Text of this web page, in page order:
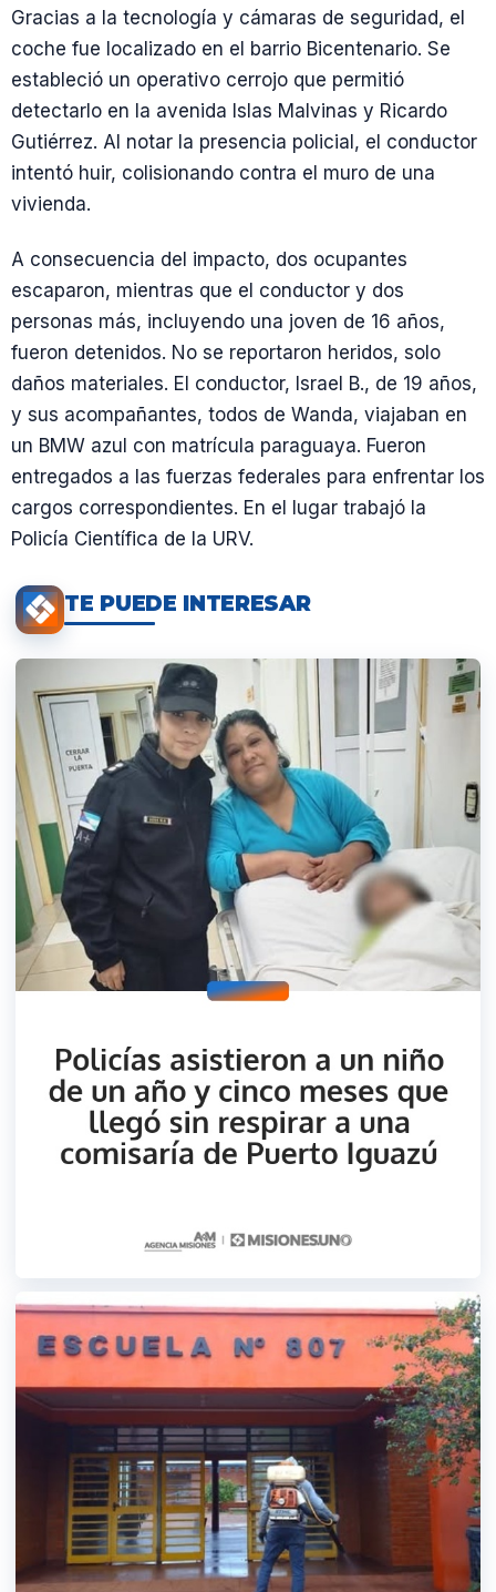
Gracias a la tecnología y cámaras de seguridad, el
coche fue localizado en el barrio Bicentenario. Se
estableció un operativo cerrojo que permitió
detectarlo en la avenida Islas Malvinas y Ricardo
Gutiérrez. Al notar la presencia policial, el conductor
intentó huir, colisionando contra el muro de una
vivienda.
A consecuencia del impacto, dos ocupantes
escaparon, mientras que el conductor y dos
personas más, incluyendo una joven de 16 años,
fueron detenidos. No se reportaron heridos, solo
daños materiales. El conductor, Israel B., de 19 años,
y sus acompañantes, todos de Wanda, viajaban en
un BMW azul con matrícula paraguaya. Fueron
entregados a las fuerzas federales para enfrentar los
cargos correspondientes. En el lugar trabajó la
Policía Científica de la URV.
TE PUEDE INTERESAR